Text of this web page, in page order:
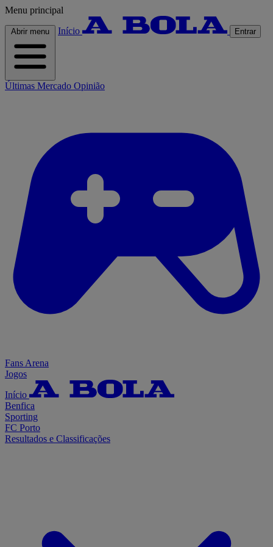
Menu principal
Abrir menu Início Entrar
Últimas Mercado Opinião
Fans Arena
Jogos
Início
Benfica
Sporting
FC Porto
Resultados e Classificações